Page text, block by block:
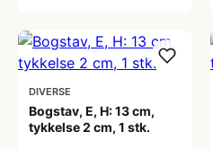
DIVERSE
Bogstav, E, H: 13 cm,
tykkelse 2 cm, 1 stk.